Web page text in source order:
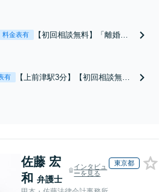
料金表有
【初回相談無料】「離婚す
雑な課題も、依頼者様の状
有
【上前津駅3分】【初回相談無
頼者さまの想いを大切に、次世代
ます」【休日・夜間相談可】
佐藤 宏
和 弁護士
インタビュ
ーを見る
東京都